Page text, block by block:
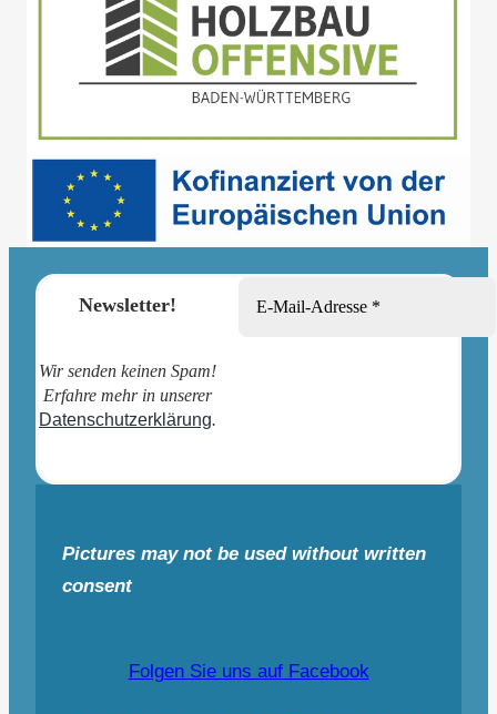
Newsletter!
Wir senden keinen Spam!
Erfahre mehr in unserer
Datenschutzerklärung.
Pictures may not be used without written
consent
Folgen Sie uns auf Facebook